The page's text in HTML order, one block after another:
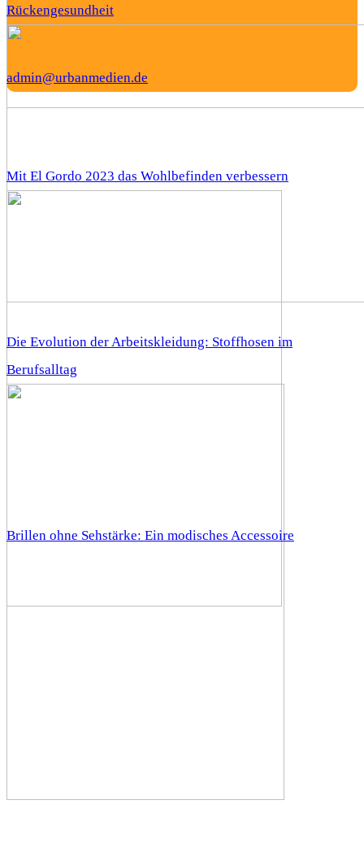
Rückengesundheit
Mit El Gordo 2023 das Wohlbefinden verbessern
Die Evolution der Arbeitskleidung: Stoffhosen im
Berufsalltag
Brillen ohne Sehstärke: Ein modisches Accessoire
admin@urbanmedien.de